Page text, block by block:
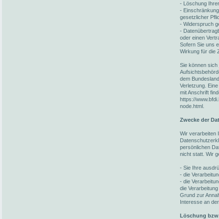
- Löschung
-
gesetzlicher
- Widerspruch
-
oder einen
Sofern Sie uns
Wirkung für die
Sie können
dem
Verletzung.
mit Anschrift
https://
node.html.
Zwecke der
Wir verarbeiten
persönlichen
nicht statt. Wir
- Sie Ihre
- die
- die
die
Grund zur
Interesse an
Löschung